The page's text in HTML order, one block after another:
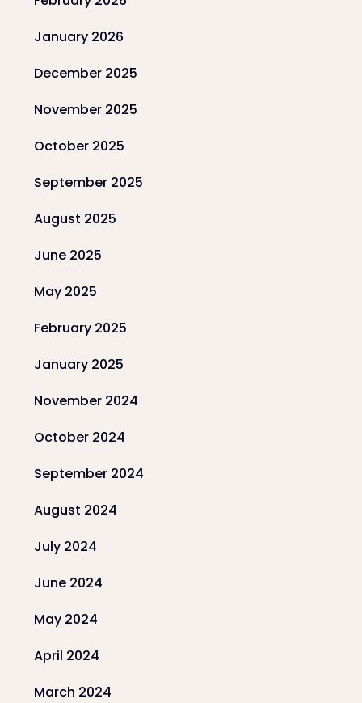
January 2026
December 2025
November 2025
October 2025
September 2025
August 2025
June 2025
May 2025
February 2025
January 2025
November 2024
October 2024
September 2024
August 2024
July 2024
June 2024
May 2024
April 2024
March 2024